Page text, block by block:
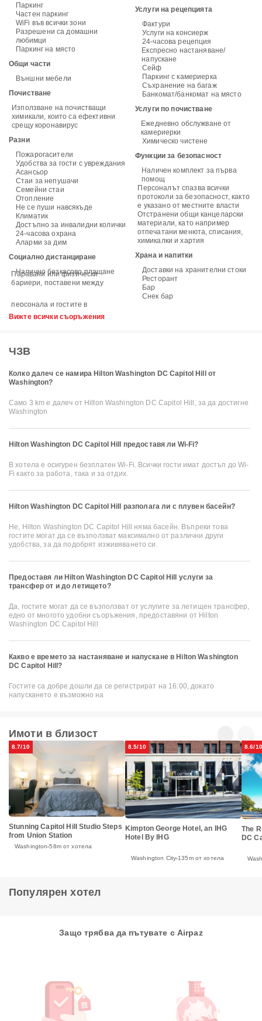
Паркинг
Частен паркинг
WiFi във всички зони
Разрешени са домашни
любимци
Паркинг на място
Общи части
Външни мебели
Почистване
Използване на почистващи
химикали, които са ефективни
срещу коронавирус
Разни
Пожарогасители
Удобства за гости с увреждания
Асансьор
Стаи за непушачи
Семейни стаи
Отопление
Не се пуши навсякъде
Климатик
Достъпно за инвалидни колички
24-часова охрана
Аларми за дим
Социално дистанциране
Налично безкасово плащане
Паравани или физически
бариери, поставени между
персонала и гостите в
Услуги на рецепцията
Фактури
Услуги на консиерж
24-часова рецепция
Експресно настаняване/
напускане
Сейф
Паркинг с камериерка
Съхранение на багаж
Банкомат/банкомат на място
Услуги по почистване
Ежедневно обслужване от
камериерки
Химическо чистене
Функции за безопасност
Наличен комплект за първа
помощ
Персоналът спазва всички
протоколи за безопасност, както
е указано от местните власти
Отстранени общи канцеларски
материали, като например
отпечатани менюта, списания,
химикалки и хартия
Храна и напитки
Доставки на хранителни стоки
Ресторант
Бар
Снек бар
Вижте всички съоръжения
ЧЗВ
Колко далеч се намира Hilton Washington DC Capitol Hill от
Washington?
Само 3 km е далеч от Hilton Washington DC Capitol Hill, за да достигне
Washington
Hilton Washington DC Capitol Hill предоставя ли Wi-Fi?
В хотела е осигурен безплатен Wi-Fi. Всички гости имат достъп до Wi-
Fi както за работа, така и за отдих.
Hilton Washington DC Capitol Hill разполага ли с плувен басейн?
Не, Hilton Washington DC Capitol Hill няма басейн. Въпреки това
гостите могат да се възползват максимално от различни други
удобства, за да подобрят изживяването си.
Предоставя ли Hilton Washington DC Capitol Hill услуги за
трансфер от и до летището?
Да, гостите могат да се възползват от услугите за летищен трансфер,
едно от многото удобни съоръжения, предоставяни от Hilton
Washington DC Capitol Hill
Какво е времето за настаняване и напускане в Hilton Washington
DC Capitol Hill?
Гостите са добре дошли да се регистрират на 16:00, докато
напускането е възможно на
Имоти в близост
8.7/10
Stunning Capitol Hill Studio Steps
from Union Station
Washington 58m от хотела
8.5/10
Kimpton George Hotel, an IHG
Hotel By IHG
Washington City 135m от хотела
8.6/10
The
DC
Популярен хотел
Защо трябва да пътувате с Airpaz